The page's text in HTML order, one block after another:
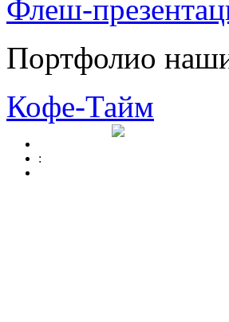
Флеш-
Портфолио
Кофе-Тайм
: